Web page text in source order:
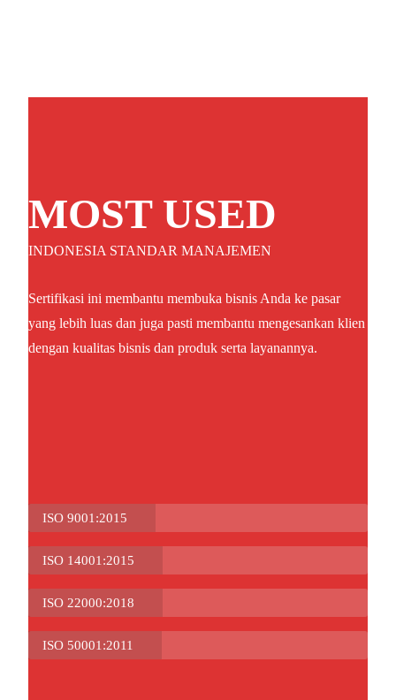
MOST USED
INDONESIA STANDAR MANAJEMEN
Sertifikasi ini membantu membuka bisnis Anda ke pasar
yang lebih luas dan juga pasti membantu mengesankan klien
dengan kualitas bisnis dan produk serta layanannya.
ISO 9001:2015
ISO 14001:2015
ISO 22000:2018
ISO 50001:2011